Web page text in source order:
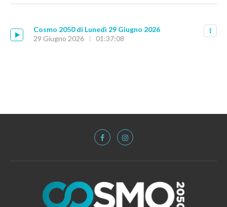
Cosmo 2050 di Lunedì 29 Giugno 2026
29 Giugno 2026
01:37:08